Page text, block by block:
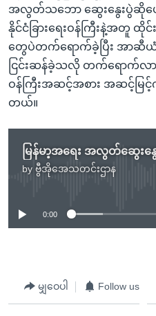
အလွတ်သဘော ဆွေးနွေးပွဲဆိုပေ
နိုင်ငံခြားရေးဝန်ကြီးနဲ့အတူ ထိုင်
တွေပဲတက်ရောက်ခဲ့ပြီး အာဆီ
ငြင်းဆန်ခဲ့သလို တက်ရောက်
ဝန်ကြီးအဆင့်အစား အဆင့်မ
တယ်။
by ဗွီအိုအေသတင်းဌာန
No media
0:00
မျှဝေပါ Follow us